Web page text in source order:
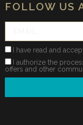
FOLLOW US
I have read and
I authorize the
offers and other